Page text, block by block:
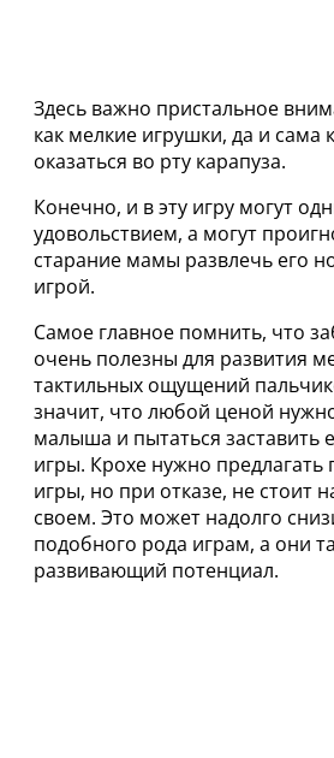
Здесь важно пристальное
как мелкие игрушки, да и сама
оказаться во рту карапуза.
Конечно, и в эту игру могут
удовольствием, а могут
старание мамы развлечь его
игрой.
Самое главное помнить, что
очень полезны для развития
тактильных ощущений
значит, что любой ценой
малыша и пытаться заставить
игры. Крохе нужно
игры, но при отказе, не стоит
своем. Это может надолго
подобного рода играм, а они
развивающий потенциал.